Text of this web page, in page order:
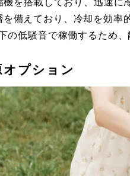
を搭載しており、迅速に
を備えており、冷却を効率
の低騒音で稼働するため、
プション